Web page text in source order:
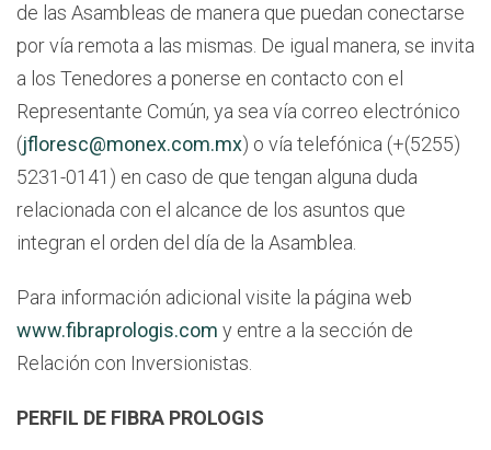
de las Asambleas de manera que puedan conectarse
por vía remota a las mismas. De igual manera, se invita
a los Tenedores a ponerse en contacto con el
Representante Común, ya sea vía correo electrónico
(jfloresc@monex.com.mx) o vía telefónica (+(5255)
5231-0141) en caso de que tengan alguna duda
relacionada con el alcance de los asuntos que
integran el orden del día de la Asamblea.
Para información adicional visite la página web
www.fibraprologis.com y entre a la sección de
Relación con Inversionistas.
PERFIL DE FIBRA PROLOGIS